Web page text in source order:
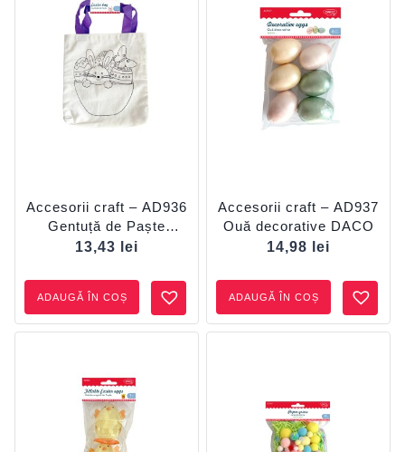
Accesorii craft – AD936
Gentuță de Paște
DACO
13,43 lei
ADAUGĂ ÎN COȘ
Accesorii craft – AD937
Ouă decorative DACO
14,98
lei
ADAUGĂ ÎN COȘ